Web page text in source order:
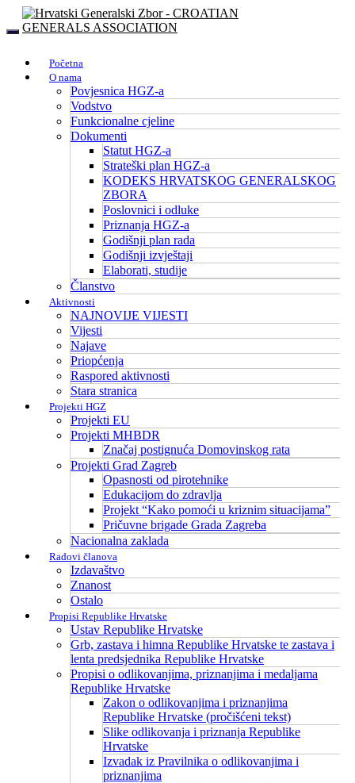
Početna
O nama
Povjesnica HGZ-a
Vodstvo
Funkcionalne cjeline
Dokumenti
Statut HGZ-a
Strateški plan HGZ-a
KODEKS HRVATSKOG GENERALSKOG
ZBORA
Poslovnici i odluke
Priznanja HGZ-a
Godišnji plan rada
Godišnji izvještaji
Elaborati, studije
Članstvo
Aktivnosti
NAJNOVIJE VIJESTI
Vijesti
Najave
Priopćenja
Raspored aktivnosti
Stara stranica
Projekti HGZ
Projekti EU
Projekti MHBDR
Značaj postignuća Domovinskog rata
Projekti Grad Zagreb
Opasnosti od pirotehnike
Edukacijom do zdravlja
Projekt “Kako pomoći u kriznim situacijama”
Pričuvne brigade Grada Zagreba
Nacionalna zaklada
Radovi članova
Izdavaštvo
Znanost
Ostalo
Propisi Republike Hrvatske
Ustav Republike Hrvatske
Grb, zastava i himna Republike Hrvatske te zastava i
lenta predsjednika Republike Hrvatske
Propisi o odlikovanjima, priznanjima i medaljama
Republike Hrvatske
Zakon o odlikovanjima i priznanjima
Republike Hrvatske (pročišćeni tekst)
Slike odlikovanja i priznanja Republike
Hrvatske
Izvadak iz Pravilnika o odlikovanjima i
priznanjima